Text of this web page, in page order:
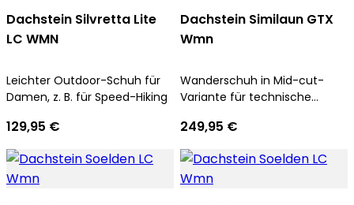
Dachstein Silvretta Lite
LC WMN
Leichter Outdoor-Schuh für
Damen, z. B. für Speed-Hiking
129,95 €
Dachstein Similaun GTX
Wmn
Wanderschuh in Mid-cut-
Variante für technische
für Damen
249,95 €